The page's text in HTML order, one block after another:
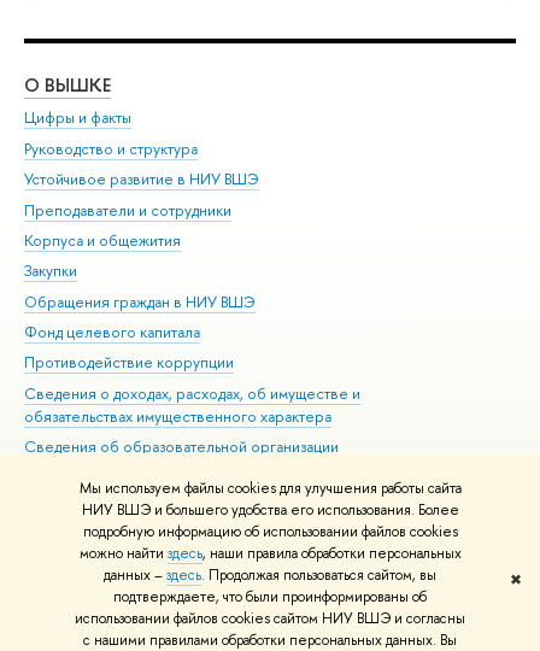
Мы используем файлы cookies для улучшения работы сайта
НИУ ВШЭ и большего удобства его использования. Более
подробную информацию об использовании файлов cookies
можно найти здесь, наши правила обработки персональных
данных –здесь. Продолжая пользоваться сайтом, вы
подтверждаете, что были проинформированы об
использовании файлов cookies сайтом НИУ ВШЭ и согласны
с нашими правилами обработки персональных данных. Вы
✖
О ВЫШКЕ
Цифры и факты
Руководство и структура
Устойчивое развитие в НИУ ВШЭ
Преподаватели и сотрудники
Корпуса и общежития
Закупки
Обращения граждан в НИУ ВШЭ
Фонд целевого капитала
Противодействие коррупции
Сведения о доходах, расходах, об имуществе и
обязательствах имущественного характера
Сведения об образовательной организации
Людям с ограниченными возможностями здоровья
Единая платежная страница
Работа в Вышке
© НИУ ВШЭ 1993–2026 Адреса и контакты Условия использования
материалов Политика конфиденциальности Карта сайта